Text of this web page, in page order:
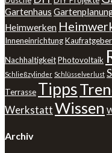
Gartenhaus
Heimwerken
InneneinrichtungKaufratgeber
NachhaltigkeitPhotovoltaik
Schließzylinder Schlüsselverlust
Terrasse Tipps
WerkstattWissen
Archiv